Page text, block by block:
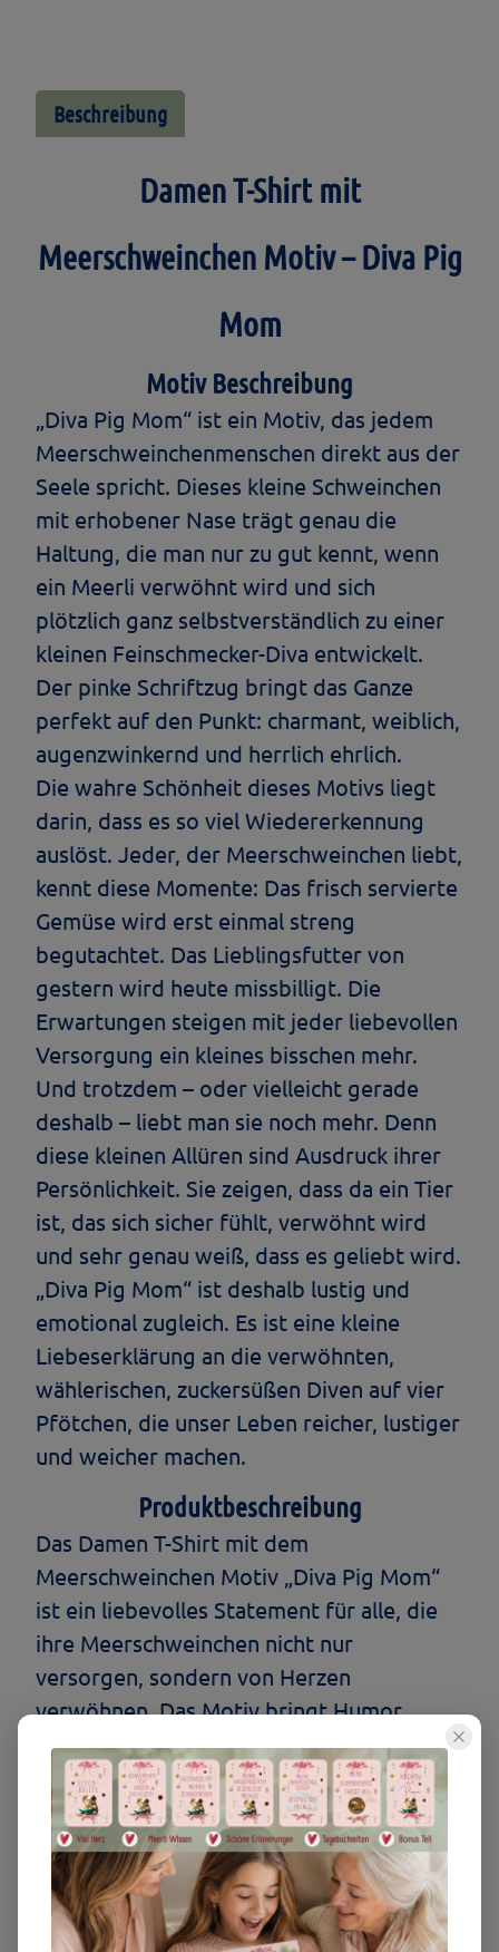
Beschreibung
Damen T-Shirt mit
Meerschweinchen Motiv – Diva Pig
Mom
Motiv Beschreibung
„Diva Pig Mom“ ist ein Motiv, das jedem
Meerschweinchenmenschen direkt aus der
Seele spricht. Dieses kleine Schweinchen
mit erhobener Nase trägt genau die
Haltung, die man nur zu gut kennt, wenn
ein Meerli verwöhnt wird und sich
plötzlich ganz selbstverständlich zu einer
kleinen Feinschmecker-Diva entwickelt.
Der pinke Schriftzug bringt das Ganze
perfekt auf den Punkt: charmant, weiblich,
augenzwinkernd und herrlich ehrlich.
Die wahre Schönheit dieses Motivs liegt
darin, dass es so viel Wiedererkennung
auslöst. Jeder, der Meerschweinchen liebt,
kennt diese Momente: Das frisch servierte
Gemüse wird erst einmal streng
begutachtet. Das Lieblingsfutter von
gestern wird heute missbilligt. Die
Erwartungen steigen mit jeder liebevollen
Versorgung ein kleines bisschen mehr.
Und trotzdem – oder vielleicht gerade
deshalb – liebt man sie noch mehr. Denn
diese kleinen Allüren sind Ausdruck ihrer
Persönlichkeit. Sie zeigen, dass da ein Tier
ist, das sich sicher fühlt, verwöhnt wird
und sehr genau weiß, dass es geliebt wird.
„Diva Pig Mom“ ist deshalb lustig und
emotional zugleich. Es ist eine kleine
Liebeserklärung an die verwöhnten,
wählerischen, zuckersüßen Diven auf vier
Pfötchen, die unser Leben reicher, lustiger
und weicher machen.
Produktbeschreibung
Das Damen T-Shirt mit dem
Meerschweinchen Motiv „Diva Pig Mom“
ist ein liebevolles Statement für alle, die
ihre Meerschweinchen nicht nur
versorgen, sondern von Herzen
verwöhnen. Das Motiv bringt Humor,
Persönlichkeit und Meerli-Liebe auf
wunderschöne Weise zusammen und
macht das Shirt zu einem besonderen
Begleiter im Alltag.
Es ist genau das richtige T-Shirt für alle,
die diesen typischen Meerli-Blick kennen,
wenn das Futter nicht ganz den hohen